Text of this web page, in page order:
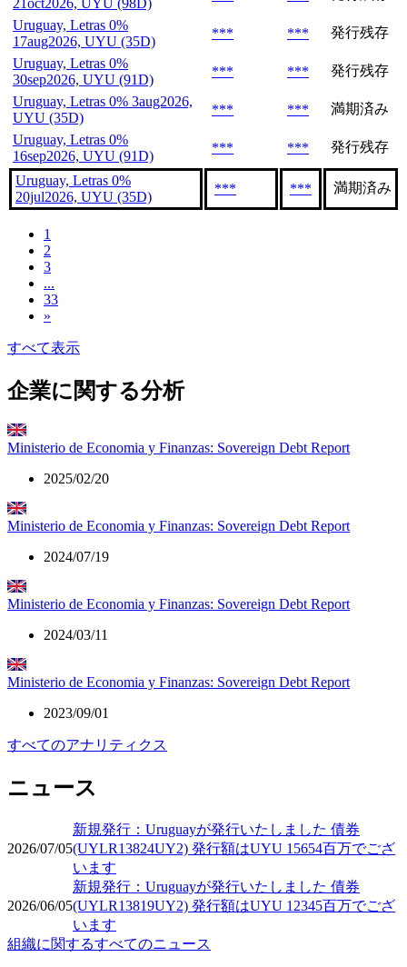
21oct2026, UYU (98D)
Uruguay, Letras 0%
17aug2026, UYU (35D)
*** ***
発行残存
Uruguay, Letras 0%
30sep2026, UYU (91D)
*** ***
発行残存
Uruguay, Letras 0% 3aug2026,
UYU (35D)
*** ***
満期済み
Uruguay, Letras 0%
16sep2026, UYU (91D)
*** *** 発行残存
Uruguay, Letras 0%
20jul2026, UYU (35D)
*** *** 満期済み
1
2
3
...
33
»
すべて表示
企業に関する分析
Ministerio de Economia y Finanzas: Sovereign Debt Report
2025/02/20
Ministerio de Economia y Finanzas: Sovereign Debt Report
2024/07/19
Ministerio de Economia y Finanzas: Sovereign Debt Report
2024/03/11
Ministerio de Economia y Finanzas: Sovereign Debt Report
2023/09/01
すべてのアナリティクス
ニュース
2026/07/05
新規発行：Uruguayが発行いたしました 債券
(UYLR13824UY2) 発行額はUYU 15654百万でござ
います
2026/06/05
新規発行：Uruguayが発行いたしました 債券
(UYLR13819UY2) 発行額はUYU 12345百万でござ
います
組織に関するすべてのニュース